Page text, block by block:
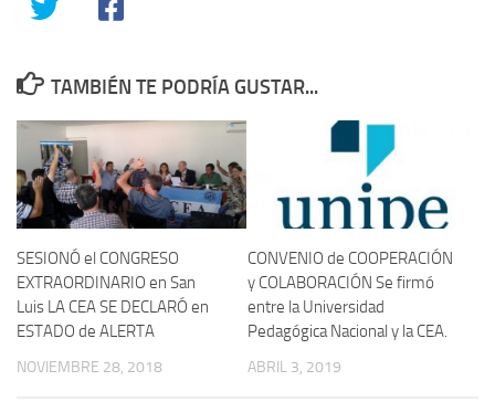
TAMBIÉN TE PODRÍA GUSTAR...
SESIONÓ el CONGRESO
EXTRAORDINARIO en San
Luis LA CEA SE DECLARÓ en
ESTADO de ALERTA
NOVIEMBRE 28, 2018
CONVENIO de COOPERACIÓN
y COLABORACIÓN Se firmó
entre la Universidad
Pedagógica Nacional y la CEA.
ABRIL 3, 2019